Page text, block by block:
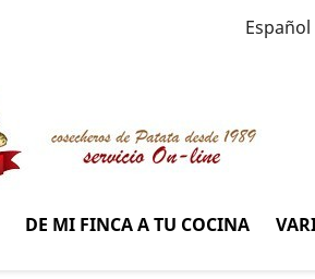
Español
DE MI FINCA A TU COCINA